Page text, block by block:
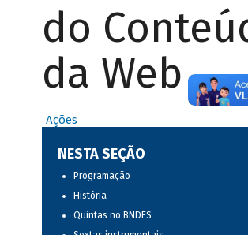
do
da Web
Ações
NESTA SEÇÃO
Programação
História
Quintas no BNDES